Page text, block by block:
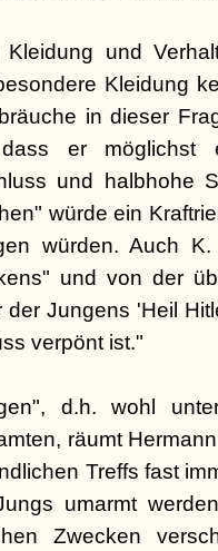
Kleidung und
Kleidung
in dieser
er möglichst
und halbhohe
würde ein
würden. Auch
und von der
der Jungens 'Heil
verpönt ist."
d.h. wohl
räumt
Treffs fast
umarmt
Zwecken